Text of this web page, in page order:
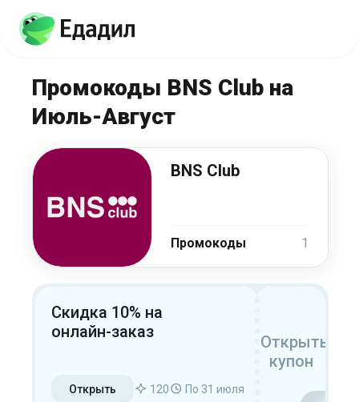
Промокоды BNS Club на
Июль-Август
BNS Club
Промокоды 1
Скидка 10% на
онлайн-заказ
Открыть 120 По 31 июля
Открыть
купон